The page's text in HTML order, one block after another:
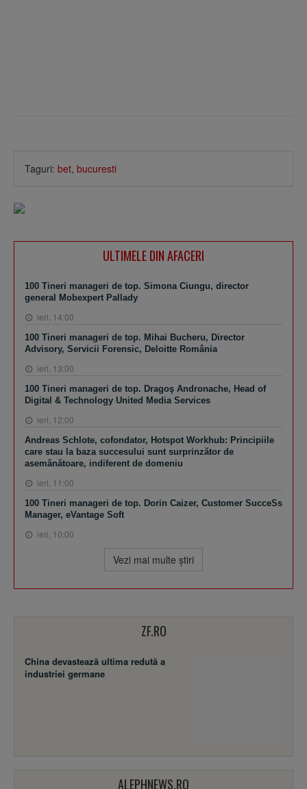
Taguri: bet, bucuresti
ULTIMELE DIN AFACERI
100 Tineri manageri de top. Simona Ciungu, director
general Mobexpert Pallady
ieri, 14:00
100 Tineri manageri de top. Mihai Bucheru, Director
Advisory, Servicii Forensic, Deloitte România
ieri, 13:00
100 Tineri manageri de top. Dragoş Andronache, Head of
Digital & Technology United Media Services
ieri, 12:00
Andreas Schlote, cofondator, Hotspot Workhub: Principiile
care stau la baza succesului sunt surprinzător de
asemănătoare, indiferent de domeniu
ieri, 11:00
100 Tineri manageri de top. Dorin Caizer, Customer SucceSs
Manager, eVantage Soft
ieri, 10:00
Vezi mai multe ştiri
ZF.RO
China devastează ultima redută a
industriei germane
ALEPHNEWS.RO